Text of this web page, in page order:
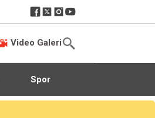
Video Galeri
Spor